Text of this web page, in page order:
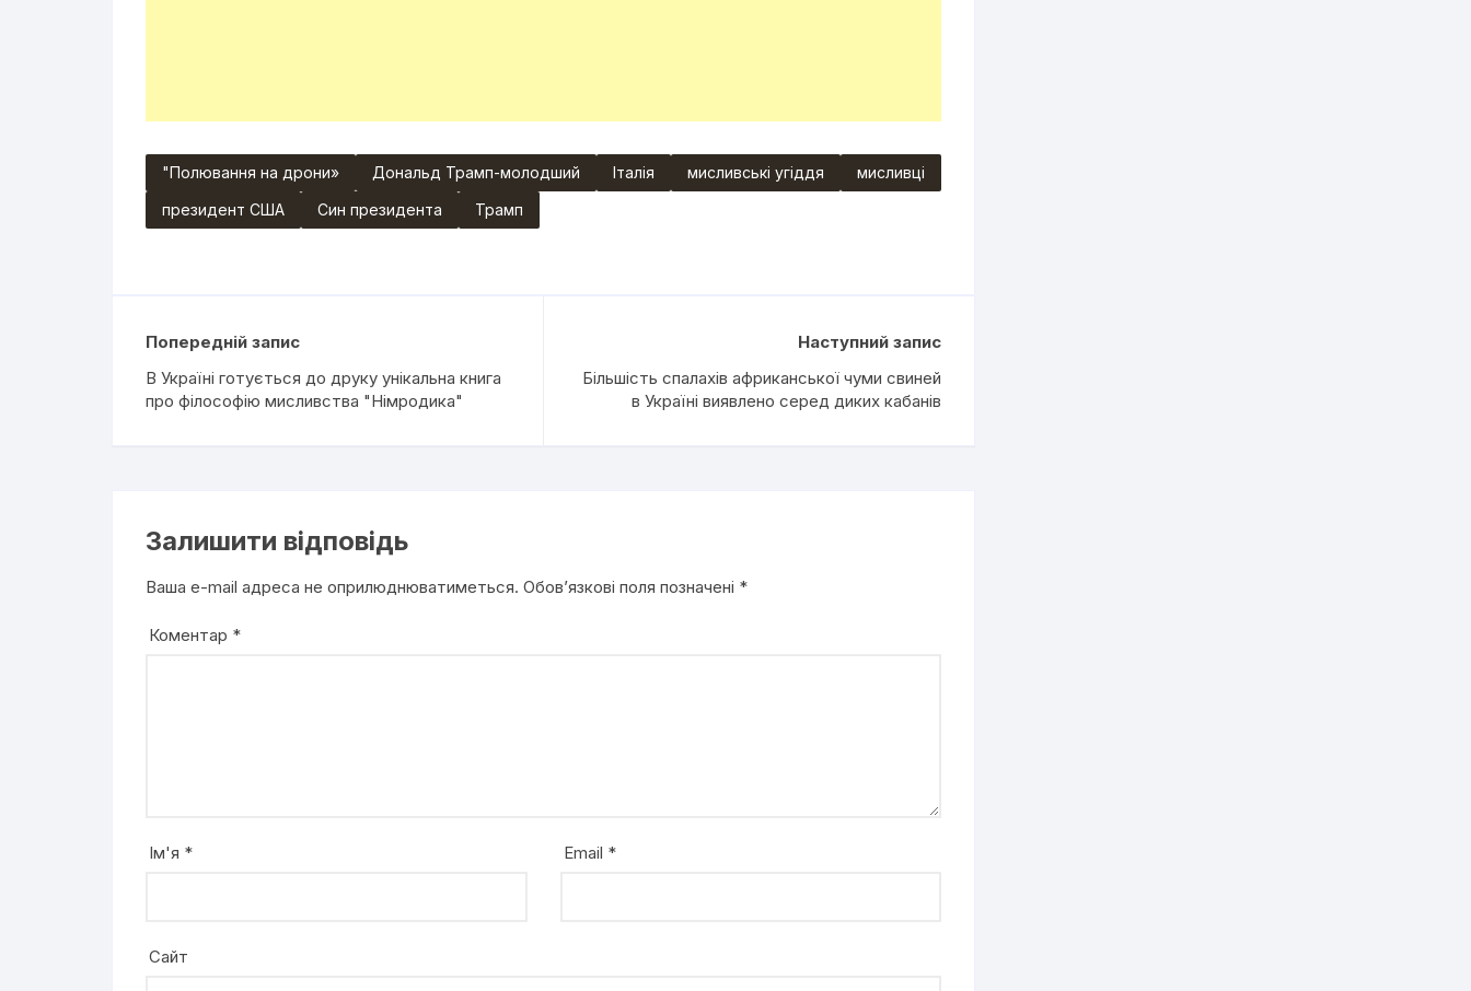
"Полювання на дрони» Дональд Трамп-молодший Італія мисливські угіддя
мисливці
президент США
Син президента Трамп
Попередній запис
В Україні готується до друку унікальна книга
про філософію мисливства "Німродика"
Наступний запис
Більшість спалахів африканської чуми свиней
в Україні виявлено серед диких кабанів
Залишити відповідь
Ваша e-mail адреса не оприлюднюватиметься. Обов’язкові поля позначені *
Коментар *
Ім'я * Email *
Сайт